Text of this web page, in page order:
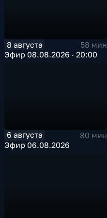
8 августа
58 мин
Эфир 08.08.2026 · 20:00
6 августа
80 мин
Эфир 06.08.2026